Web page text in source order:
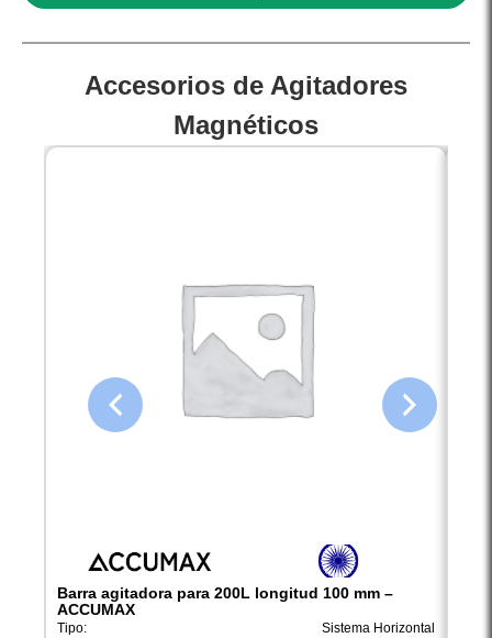
Accesorios de Agitadores
Magnéticos
Barra agitadora para 200L longitud 100 mm –
ACCUMAX
Tipo:
Sistema Horizontal